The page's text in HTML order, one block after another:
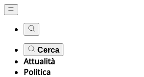
Cerca
Attualità
Politica